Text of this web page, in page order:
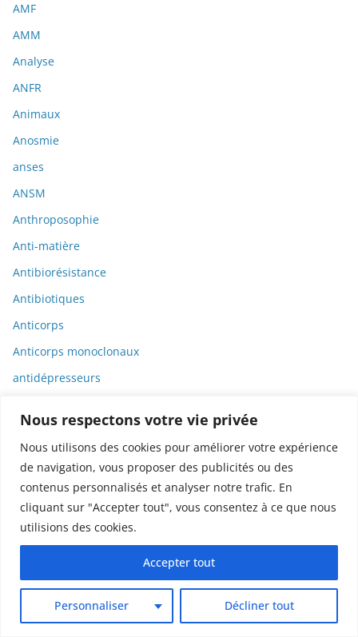
Nous respectons votre vie privée
Nous utilisons des cookies pour améliorer votre expérience
de navigation, vous proposer des publicités ou des
contenus personnalisés et analyser notre trafic. En
cliquant sur "Accepter tout", vous consentez à ce que nous
utilisions des cookies.
Personnaliser Décliner tout
Accepter tout
AMF
AMM
Analyse
ANFR
Animaux
Anosmie
anses
ANSM
Anthroposophie
Anti-matière
Antibiorésistance
Antibiotiques
Anticorps
Anticorps monoclonaux
antidépresseurs
Antisémitisme
Antiviraux
Apnée
Apollo
Archéologie